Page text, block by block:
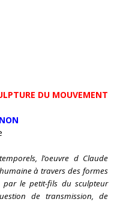
DU MOUVEMENT
l’oeuvre d Claude
à travers des formes
par le petit-fils du sculpteur
de transmission, de